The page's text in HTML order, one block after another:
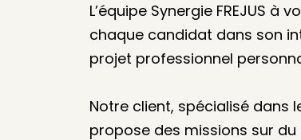
L’équipe Synergie FREJUS
chaque candidat dans son
projet professionnel
Notre client, spécialisé dans
propose des missions sur du